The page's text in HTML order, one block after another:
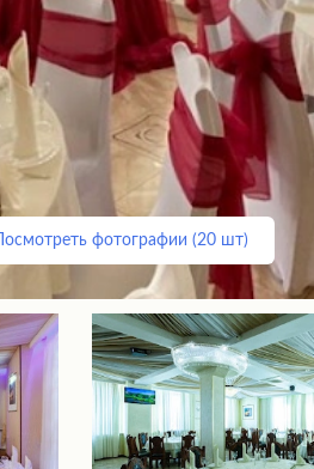
Посмотреть фотографии (20 шт)